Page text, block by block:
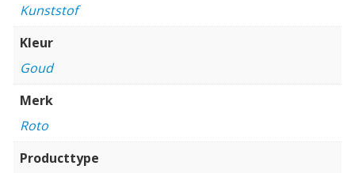
Kunststof
Kleur
Goud
Merk
Roto
Producttype